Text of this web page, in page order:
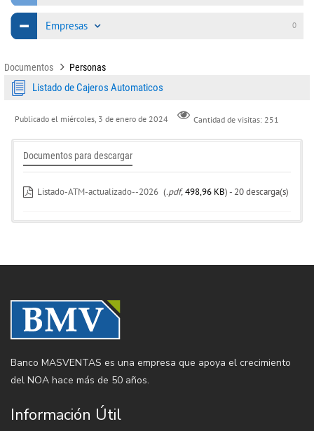
0
Empresas
Documentos Personas
Listado de Cajeros Automaticos
Publicado el miércoles, 3 de enero de 2024 Cantidad de visitas: 251
Documentos para descargar
Listado-ATM-actualizado--2026 (.pdf,498,96 KB) - 20 descarga(s)
Banco MASVENTAS es una empresa que apoya el crecimiento
del NOA hace más de 50 años.
Información Útil